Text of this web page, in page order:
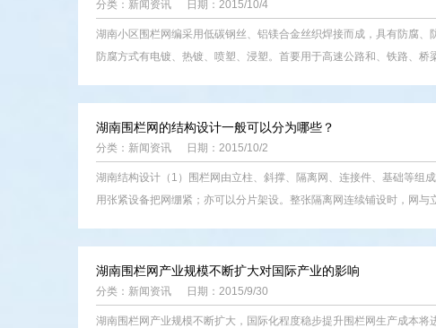
分类： 新闻资讯 日期：2015/10/4
湖南小区围栏网编采用低碳钢丝、铝镁合金丝织焊接而成，具有防腐、
防腐方式有电镀、热镀、喷塑、浸塑。首要用于高速公路和、铁路、桥
湖南围栏网的结构设计一般可以分为哪些？
分类： 新闻资讯 日期：2015/10/2
湖南结构设计（1）围栏网由立柱、斜撑、隔离网、连接件、基础等组
用张紧设备把网绷紧；亦可以分片架设。整张隔离网连续铺设时，网与
湖南围栏网产业规模不断扩大对国际产业的影响
分类： 新闻资讯 日期：2015/9/30
湖南围栏网产业规模不断扩大，国际化程度稳步提升围栏网生产成本将